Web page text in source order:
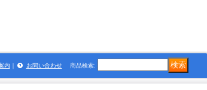
内 ｜ お問い合わせ 商品検索: